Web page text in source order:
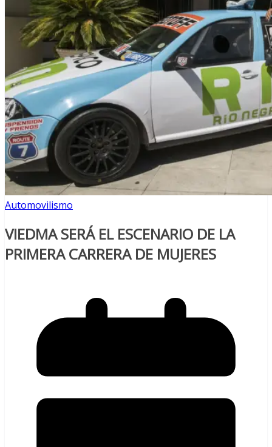
Automovilismo
VIEDMA SERÁ EL ESCENARIO DE LA
PRIMERA CARRERA DE MUJERES